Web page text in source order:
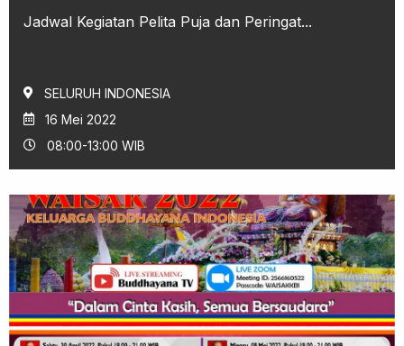
Jadwal Kegiatan Pelita Puja dan Peringat...
SELURUH INDONESIA
16 Mei 2022
08:00-13:00 WIB